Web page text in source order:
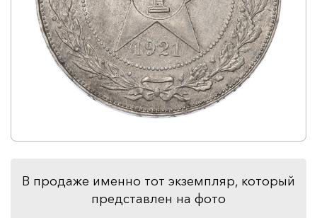
В продаже именно тот экземпляр, который
представлен на фото